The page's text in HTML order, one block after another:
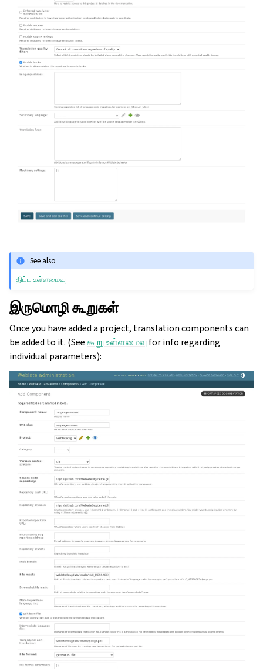
See also
திட்ட உள்ளமைவு
இருமொழி கூறுகள்
Once you have added a project, translation components can
be added to it. (Seeகூறு உள்ளமைவுfor info regarding
individual parameters):